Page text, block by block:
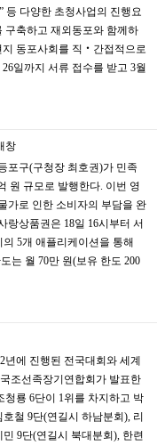
등 다양한 초청사업의 진행요
구축하고 재외동포와 함께하
동포사회를 직‧간접적으로
일까지 서류 접수를 받고 3월
창
포구(구청장 최호권)가 민족
원 규모로 발행한다. 이번 영
가로 인한 소비자의 부담을 완
랑상품권은 18일 16시부터 서
5개 애플리케이션을 통해
는 월 70만 원(보유 한도 200
년에 진행된 전국대회와 세계
조선족장기연합회가 발표한
룡 6단이 1위를 차지하고 박
철 9단(연길시 하남분회), 리
9단(연길시 북대분회), 한련